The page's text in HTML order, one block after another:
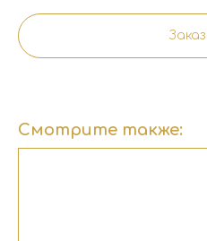
Смотрите также: